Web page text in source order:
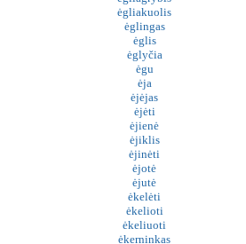
ėgliakuolis
ėglingas
ėglis
ėglyčia
ėgu
ėja
ėjėjas
ėjėti
ėjienė
ėjiklis
ėjinėti
ėjotė
ėjutė
ėkelėti
ėkelioti
ėkeliuoti
ėkerninkas